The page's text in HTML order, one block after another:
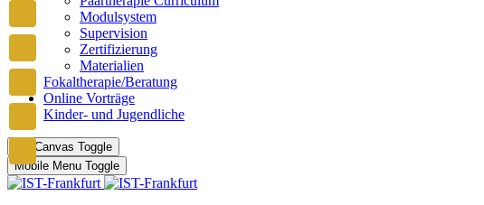
Modulsystem
Supervision
Zertifizierung
Materialien
Fokaltherapie/Beratung
Online Vorträge
Kinder- und Jugendliche
Off-Canvas Toggle
Mobile Menu Toggle